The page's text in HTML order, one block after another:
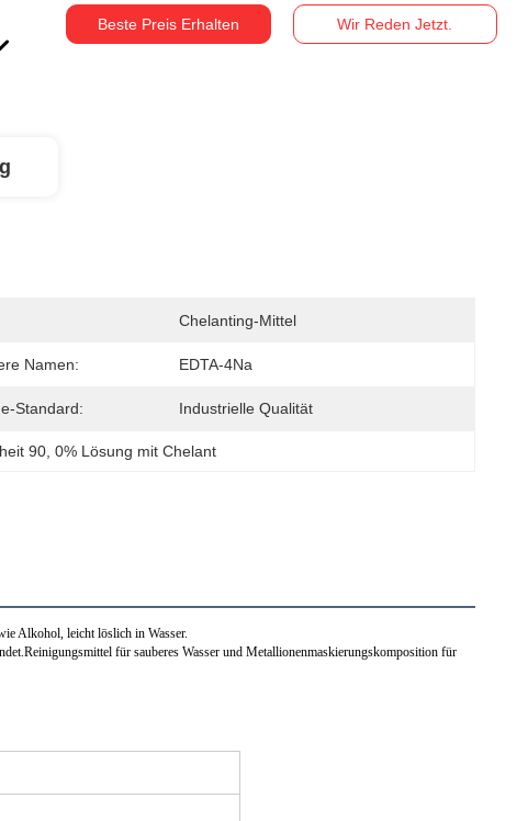
Beste Preis Erhalten Wir Reden Jetzt.
Chelanting-Mittel
Namen: EDTA-4Na
Standard: Industrielle Qualität
90 , 0% Lösung mit Chelant
Alkohol, leicht löslich in Wasser.
für sauberes Wasser und Metallionenmaskierungskomposition für